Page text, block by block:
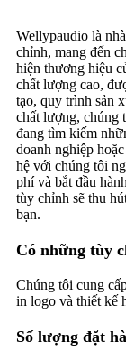
Wellypaudio là
chỉnh, mang đến
hiện thương hiệu
chất lượng cao,
tạo, quy trình sản
chất lượng, chúng
đang tìm kiếm
doanh nghiệp
hệ với chúng tôi
phí và bắt đầu
tùy chỉnh sẽ thu
bạn.
Có những tùy
Chúng tôi cung
in logo và thiết kế
Số lượng đặt